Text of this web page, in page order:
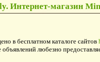
Интернет-магазин
в бесплатном каталоге сайтов
любезно